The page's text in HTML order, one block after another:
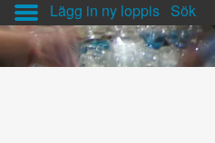
Lägg in ny loppis Sök